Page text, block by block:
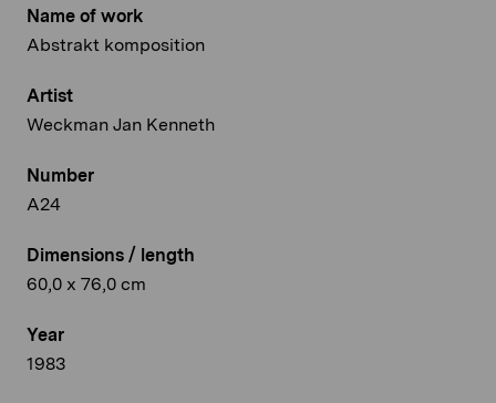
Name of work
Abstrakt komposition
Artist
Weckman Jan Kenneth
Number
A24
Dimensions / length
60,0 x 76,0 cm
Year
1983